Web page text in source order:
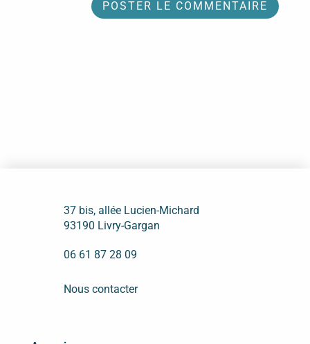
37 bis, allée Lucien-Michard
93190 Livry-Gargan
06 61 87 28 09
Nous contacter